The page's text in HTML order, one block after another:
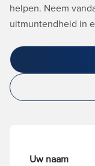
helpen. Neem
uitmuntendheid in
Uw naam